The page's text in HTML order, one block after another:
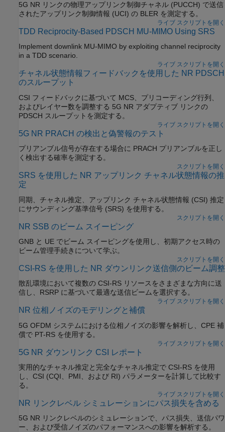
5G NR リンクの物理アップリンク制御チャネル (PUCCH) で送信
されたアップリンク制御情報 (UCI) の BLER を測定する。
ライブ スクリプトを開く
TDD Reciprocity-Based PDSCH MU-MIMO Using SRS
Implement downlink MU-MIMO by exploiting channel reciprocity
in a TDD scenario.
ライブ スクリプトを開く
チャネル状態情報フィードバックを使用した NR PDSCH
のスループット
CSI フィードバックに基づいて MCS、プリコーディング行列、
およびレイヤー数を調整する 5G NR アダプティブ リンクの
PDSCH スループットを測定する。
ライブ スクリプトを開く
5G NR PRACH の検出と偽警報のテスト
プリアンブル信号が存在する場合に PRACH プリアンブルを正し
く検出する確率を測定する。
スクリプトを開く
SRS を使用した NR アップリンク チャネル状態情報の推
定
同期、チャネル推定、アップリンク チャネル状態情報 (CSI) 推定
にサウンディング基準信号 (SRS) を使用する。
スクリプトを開く
NR SSB のビーム スイーピング
GNB と UE でビーム スイーピングを使用し、初期アクセス時の
ビーム管理手続きについて学ぶ。
スクリプトを開く
CSI-RS を使用した NR ダウンリンク送信側のビーム調整
散乱環境において複数の CSI-RS リソースをさまざまな方向に送
信し、RSRP に基づいて最適な送信ビームを選択する。
ライブ スクリプトを開く
NR 位相ノイズのモデリングと補償
5G OFDM システムにおける位相ノイズの影響を解析し、CPE 補
償で PT-RS を使用する。
ライブ スクリプトを開く
5G NR ダウンリンク CSI レポート
実用的なチャネル推定と完全なチャネル推定で CSI-RS を使用
し、CSI (CQI、PMI、および RI) パラメーターを計算して比較す
る。
ライブ スクリプトを開く
NR リンクレベル シミュレーションにパス損失を含める
5G NR リンクレベルのシミュレーションで、パス損失、送信パワ
ー、および受信ノイズのパフォーマンスへの影響を解析する。